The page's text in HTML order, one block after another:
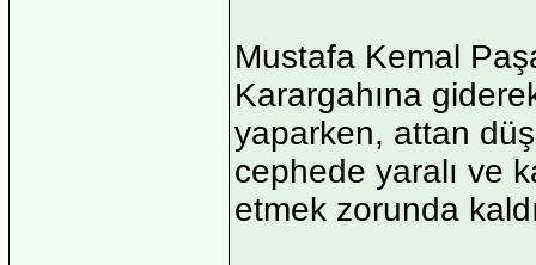
Mustafa Kemal
Karargahına
yaparken, attan
cephede yaralı ve
etmek zorunda